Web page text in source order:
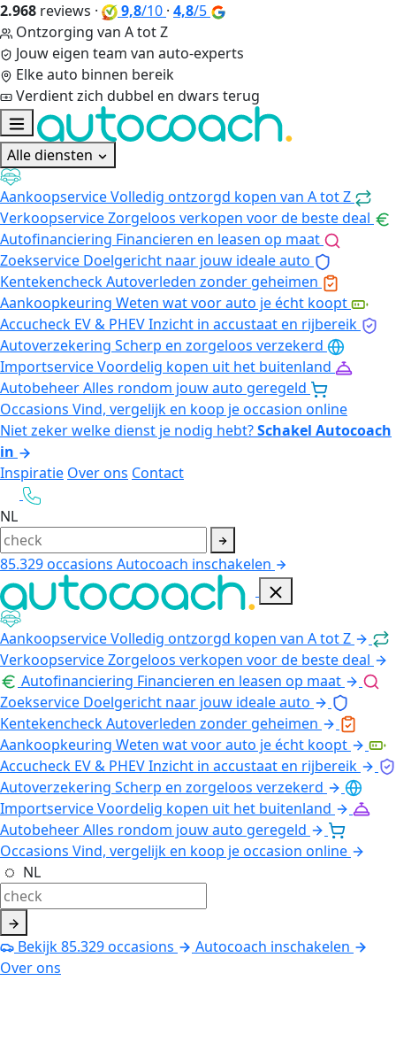
2.968 reviews · 9,8/10 · 4,8/5
Ontzorging van A tot Z
Jouw eigen team van auto-experts
Elke auto binnen bereik
Verdient zich dubbel en dwars terug
Alle diensten
AankoopserviceVolledig ontzorgd kopen van A tot Z
VerkoopserviceZorgeloos verkopen voor de beste deal
Autofinanciering Financieren en leasen op maat
Zoekservice Doelgericht naar jouw ideale auto
KentekencheckAutoverleden zonder geheimen
Aankoopkeuring Weten wat voor auto je écht koopt
Accucheck EV & PHEVInzicht in accustaat en rijbereik
Autoverzekering Scherp en zorgeloos verzekerd
ImportserviceVoordelig kopen uit het buitenland
AutobeheerAlles rondom jouw auto geregeld
Occasions Vind, vergelijk en koop je occasion online
Niet zeker welke dienst je nodig hebt?Schakel Autocoach
in
Inspiratie Over ons Contact
NL
85.329occasions Autocoach inschakelen
AankoopserviceVolledig ontzorgd kopen van A tot Z
VerkoopserviceZorgeloos verkopen voor de beste deal
Autofinanciering Financieren en leasen op maat
Zoekservice Doelgericht naar jouw ideale auto
KentekencheckAutoverleden zonder geheimen
Aankoopkeuring Weten wat voor auto je écht koopt
Accucheck EV & PHEVInzicht in accustaat en rijbereik
Autoverzekering Scherp en zorgeloos verzekerd
ImportserviceVoordelig kopen uit het buitenland
AutobeheerAlles rondom jouw auto geregeld
Occasions Vind, vergelijk en koop je occasion online
NL
Bekijk85.329occasions
Autocoach inschakelen
Over ons